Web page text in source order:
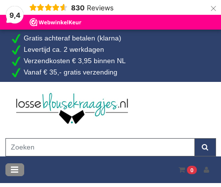
9,4
830 Reviews ×
Gratis achteraf betalen (klarna)
Levertijd ca. 2 werkdagen
Verzendkosten € 3,95 binnen NL
Vanaf € 35,- gratis verzending
0